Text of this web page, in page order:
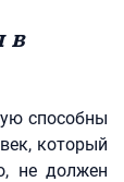
в
способны
который
не должен